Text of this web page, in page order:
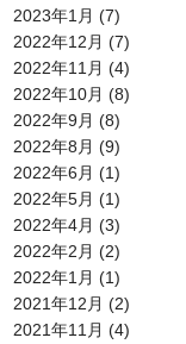
2023年1月 (7)
2022年12月 (7)
2022年11月 (4)
2022年10月 (8)
2022年9月 (8)
2022年8月 (9)
2022年6月 (1)
2022年5月 (1)
2022年4月 (3)
2022年2月 (2)
2022年1月 (1)
2021年12月 (2)
2021年11月 (4)